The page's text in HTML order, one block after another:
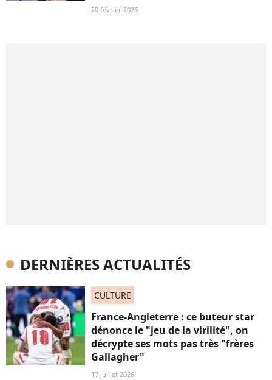
20 février 2026
DERNIÈRES ACTUALITÉS
CULTURE
France-Angleterre : ce buteur star
dénonce le "jeu de la virilité", on
décrypte ses mots pas très "frères
Gallagher"
17 juillet 2026